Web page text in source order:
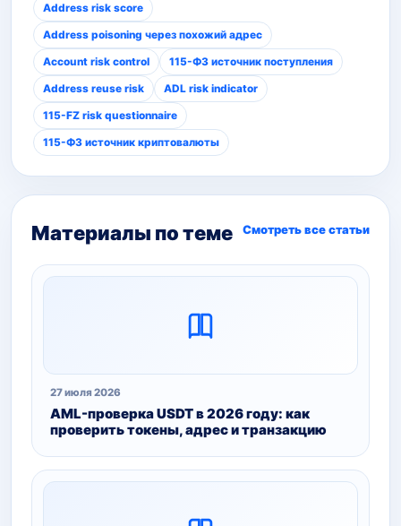
Address risk score
Address poisoning через похожий адрес
Account risk control 115-ФЗ источник поступления
Address reuse risk ADL risk indicator
115-FZ risk questionnaire
115-ФЗ источник криптовалюты
Материалы по теме Смотреть все статьи
27 июля 2026
AML-проверка USDT в 2026 году: как
проверить токены, адрес и транзакцию